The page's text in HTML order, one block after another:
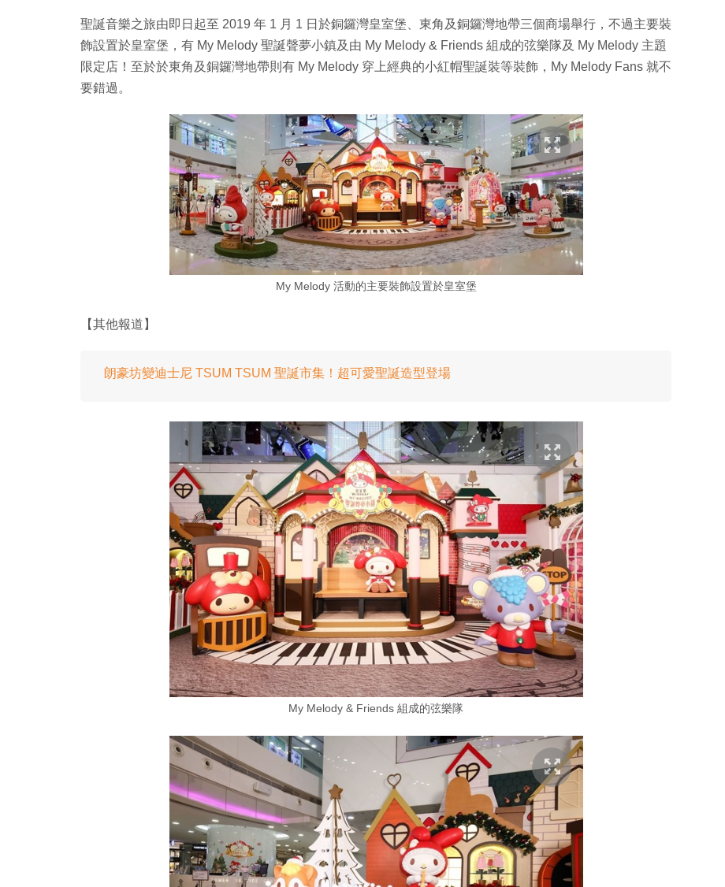
聖誕音樂之旅由即日起至 2019 年 1 月 1 日於銅鑼灣皇室堡、東角及銅鑼灣地帶三個商場舉行，不過主要裝
飾設置於皇室堡，有 My Melody 聖誕聲夢小鎮及由 My Melody & Friends 組成的弦樂隊及 My Melody 主題
限定店！至於於東角及銅鑼灣地帶則有 My Melody 穿上經典的小紅帽聖誕裝等裝飾，My Melody Fans 就不
要錯過。
My Melody 活動的主要裝飾設置於皇室堡
【其他報道】
朗豪坊變迪士尼 TSUM TSUM 聖誕市集！超可愛聖誕造型登場
My Melody & Friends 組成的弦樂隊